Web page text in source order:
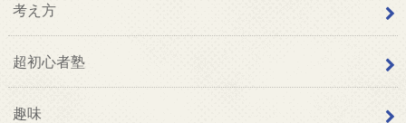
考え方
超初心者塾
趣味